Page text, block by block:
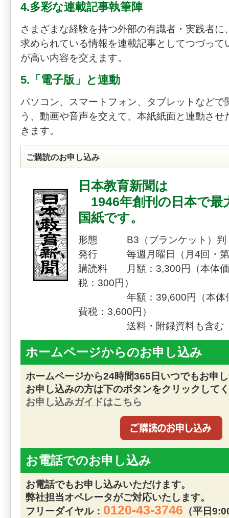
4.多彩な連載記事執筆陣
さまざまな経験を持つ外部の有識者・実践者に
求められている情報を連載記事としてつづって
が高い内容を交えます。
5.「電子版」と連動
パソコン、スマートフォン、タブレットなどで
う、動画や音声を交えて、本紙紙面と連動させ
きます。
ご購読のお申し込み
日本教育新聞は
1946年創刊の日本で最
国紙です。
形態 B3（ブランケット）判
発行 毎週月曜日（月4回・第
購読料 月額：3,300円（本体価
税：300円）
年額：39,600円（本体価
費税：3,600円）
送料・附録資料も含む
ホームページからのお申し込み
ホームページから24時間365日いつでもお申
お申し込みの方は下のボタンをクリックして
お申し込みガイドはこちら
お電話でのお申し込み
お電話でもお申し込みいただけます。
弊社担当オペレータがご対応いたします。
フリーダイヤル： 0120-43-3746 （平日